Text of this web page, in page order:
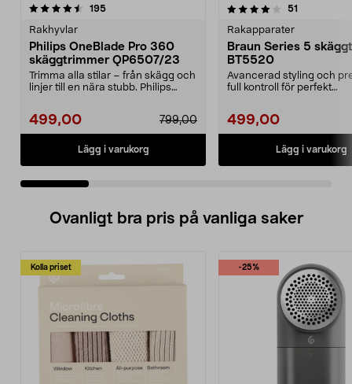
195recensioner
Rakhyvlar
Philips OneBlade Pro 360
skäggtrimmer QP6507/23
Trimma alla stilar – från skägg och
linjer till en nära stubb. Philips
499,00 799,00
Lägg i varukorg
4.0 av 5 stjärnor 51
Rakapparater
Braun Series 5
BT5520
Avancerad styling och
full kontroll för perfekt
499,00
Lägg i varukorg
4.0 av 5 stjärnor
Ovanligt bra pris på vanliga saker
Kolla priset -25%